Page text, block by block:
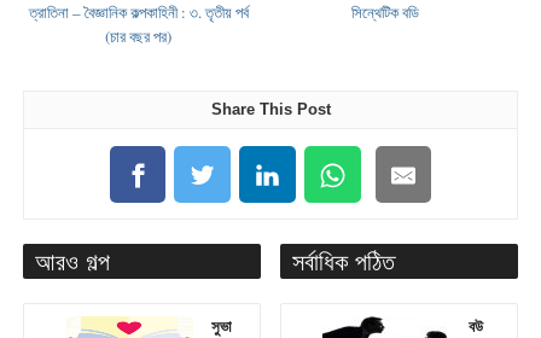
ত্রাতিনা – বৈজ্ঞানিক কল্পকাহিনী : ৩. তৃতীয় পর্ব
(চার বছর পর)
সিন্থেটিক বডি
Share This Post
আরও গল্প
সুভা
সর্বাধিক পঠিত
বউ